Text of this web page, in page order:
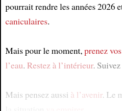
pourrait rendre les années 2026
caniculaires.
Mais pour le moment,prenez
l’eau. Restez à l’intérieur.
Mais pensez aussi à l’avenir. Le